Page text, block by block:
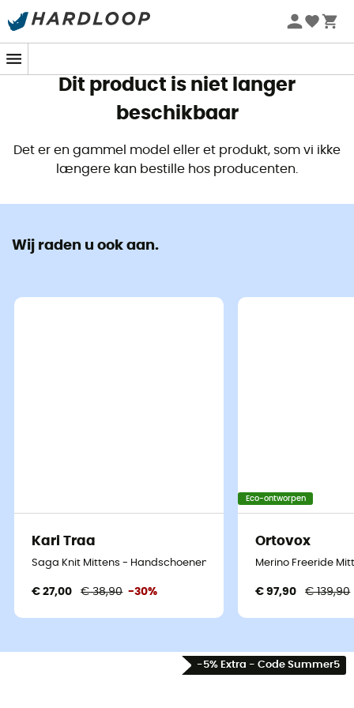
Zomeraanbiedingen 🔥 -5% EXTRA vanaf 2 producten* met
Dit product is niet langer
beschikbaar
Det er en gammel model eller et produkt, som vi ikke
længere kan bestille hos producenten.
Wij raden u ook aan.
Kari Traa
Saga Knit Mittens - Handschoenen - Dames
€ 27,00 € 38,90 -30%
Eco-ontworpen
Ortovox
Merino Freeride
€ 97,90 € 139,90
-5% Extra - Code Summer5